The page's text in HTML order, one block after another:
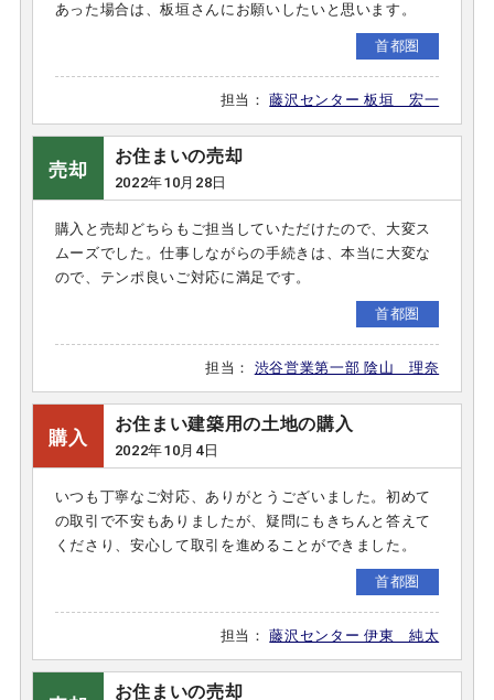
あった場合は、板垣さんにお願いしたいと思います。
首都圏
担当：藤沢センター 板垣 宏一
売却
お住まいの売却
2022年10月28日
購入と売却どちらもご担当していただけたので、大変ス
ムーズでした。仕事しながらの手続きは、本当に大変な
ので、テンポ良いご対応に満足です。
首都圏
担当： 渋谷営業第一部 陰山 理奈
購入
お住まい建築用の土地の購入
2022年10月4日
いつも丁寧なご対応、ありがとうございました。初めて
の取引で不安もありましたが、疑問にもきちんと答えて
くださり、安心して取引を進めることができました。
首都圏
担当：藤沢センター 伊東 純太
お住まいの売却